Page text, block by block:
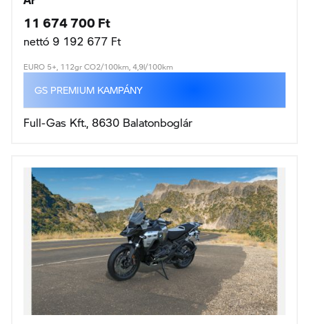
R 1300 GS Adventure
107KW / 146LE
1 300cm3
Benzines
2026
-km
Manuális
Ár
12 001 400 Ft
nettó 9 449 921 Ft